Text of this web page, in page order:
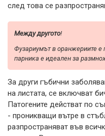
след това се
Между другото!
Фузариумът в оранжериите е
парника е идеален за
За други гъбични
на листата, се включват
Патогените действат по
- проникващи вътре в
разпространяват във